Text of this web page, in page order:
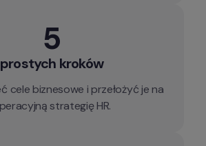
5
prostych kroków
cele biznesowe i przełożyć je na
strategię HR.